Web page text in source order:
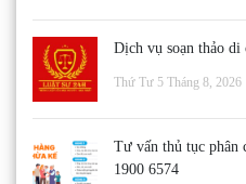
Dịch vụ soạn thảo
Thứ Tư 5 Tháng 8, 2026
Tư vấn thủ tục phân
1900 6574